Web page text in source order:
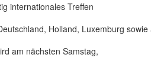
internationales Treffen
Holland, Luxemburg sowie
am nächsten Samstag,